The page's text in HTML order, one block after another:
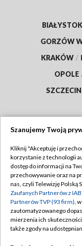
BIAŁYSTOK
GORZÓW
KRAKÓW /
OPOLE
SZCZECIN
Abonament TVP
Emisja w TVP
Centrum
Naziemna
Szanujemy Twoją
Kliknij "Akceptuję i
korzystanie z technologii
dostęp do informacji na
przechowywanie oraz na
nas, czyli Telewizję Polską
Zaufanych Partnerów z
Partnerów TVP (93 firm),
zautomatyzowanego
mierzenia ich
także zgody na